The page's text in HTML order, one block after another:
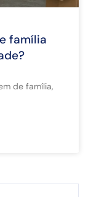
família
de família,